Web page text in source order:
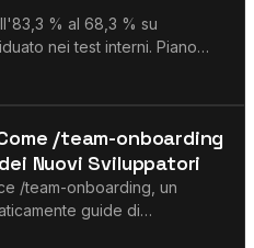
% al 68,3 % su
nei test interni. Piano
/team-onboarding
Nuovi Sviluppatori
/team-onboarding, un
guide di
reali.